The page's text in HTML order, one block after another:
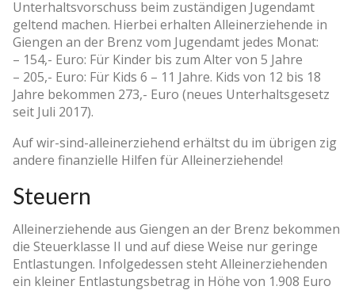
Unterhaltsvorschuss beim zuständigen Jugendamt
geltend machen. Hierbei erhalten Alleinerziehende in
Giengen an der Brenz vom Jugendamt jedes Monat:
– 154,- Euro: Für Kinder bis zum Alter von 5 Jahre
– 205,- Euro: Für Kids 6 – 11 Jahre. Kids von 12 bis 18
Jahre bekommen 273,- Euro (neues Unterhaltsgesetz
seit Juli 2017).
Auf wir-sind-alleinerziehend erhältst du im übrigen zig
andere finanzielle Hilfen für Alleinerziehende!
Steuern
Alleinerziehende aus Giengen an der Brenz bekommen
die Steuerklasse II und auf diese Weise nur geringe
Entlastungen. Infolgedessen steht Alleinerziehenden
ein kleiner Entlastungsbetrag in Höhe von 1.908 Euro